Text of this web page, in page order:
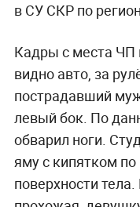
в СУ СКР по
Кадры с места ЧП
видно авто, за
пострадавший
левый бок. По
обварил ноги.
яму с кипятком по
поверхности